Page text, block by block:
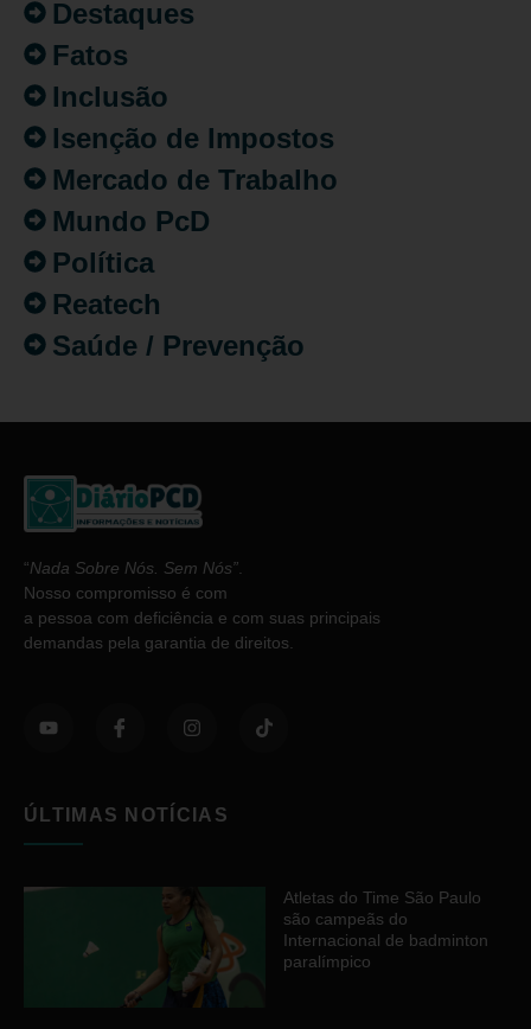
Destaques
Fatos
Inclusão
Isenção de Impostos
Mercado de Trabalho
Mundo PcD
Política
Reatech
Saúde / Prevenção
“Nada Sobre Nós. Sem Nós”
Nosso compromisso é com
a pessoa com deficiência e com suas principais
demandas pela garantia de direitos.
ÚLTIMAS NOTÍCIAS
Atletas do Time São Paulo
são campeãs do
Internacional de badminton
paralímpico